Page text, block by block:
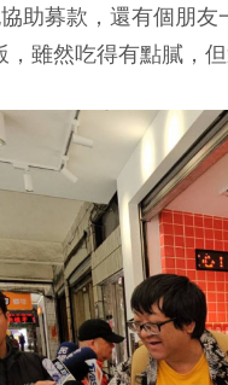
助募款，還有個朋
雖然吃得有點膩，但